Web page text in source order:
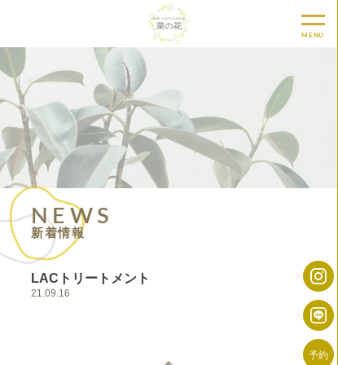
MENU
NEWS
新着情報
LACトリートメント
21.09.16